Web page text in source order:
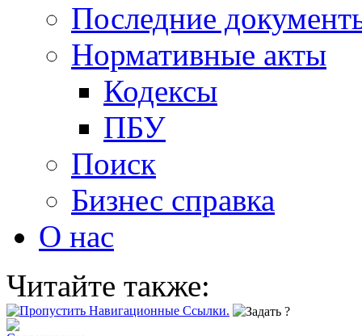
Последние
Нормативные акты
Кодексы
ПБУ
Поиск
Бизнес справка
О нас
Читайте также: